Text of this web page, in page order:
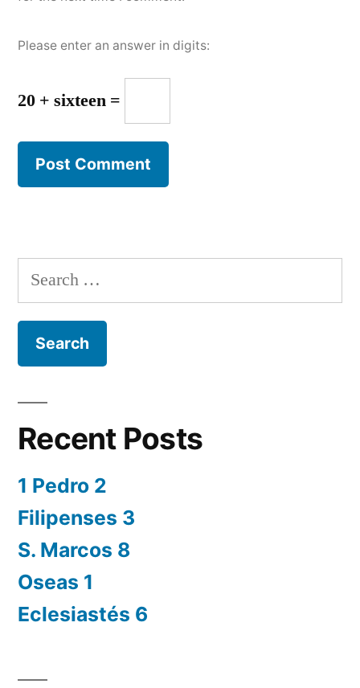
Please enter an answer in digits:
20 + sixteen =
Search
for:
Recent Posts
1 Pedro 2
Filipenses 3
S. Marcos 8
Oseas 1
Eclesiastés 6